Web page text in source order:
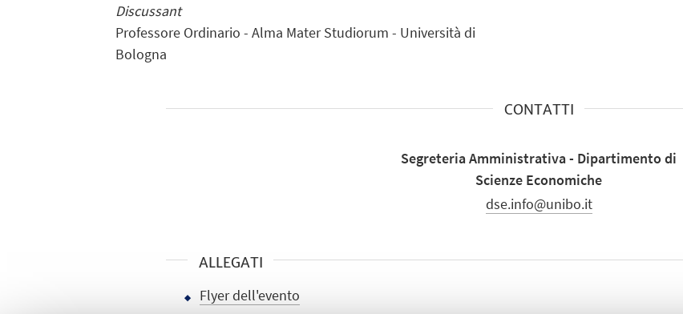
Discussant
Professore Ordinario - Alma Mater Studiorum - Università di
Bologna
CONTATTI
Segreteria Amministrativa - Dipartimento di
Scienze Economiche
dse.info@unibo.it
ALLEGATI
Flyer dell'evento